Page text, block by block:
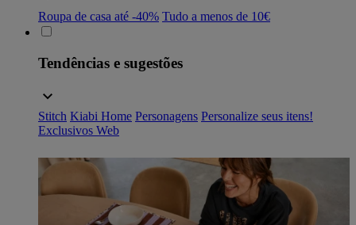
Roupa de casa até -40% Tudo a menos de 10€
Tendências e sugestões
Stitch Kiabi Home Personagens Personalize seus itens!
Exclusivos Web